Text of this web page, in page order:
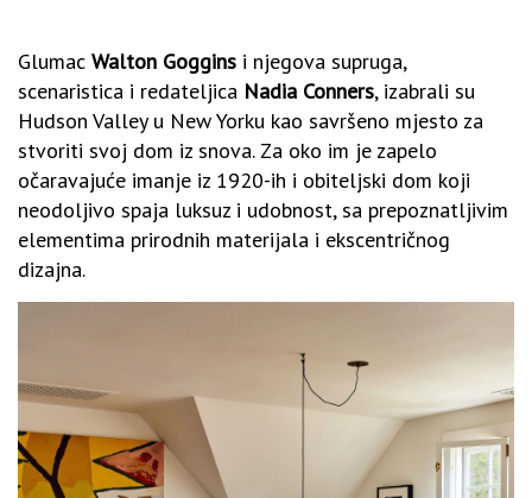
Glumac Walton Goggins i njegova supruga,
scenaristica i redateljica Nadia Conners, izabrali su
Hudson Valley u New Yorku kao savršeno mjesto za
stvoriti svoj dom iz snova. Za oko im je zapelo
očaravajuće imanje iz 1920-ih i obiteljski dom koji
neodoljivo spaja luksuz i udobnost, sa prepoznatljivim
elementima prirodnih materijala i ekscentričnog
dizajna.